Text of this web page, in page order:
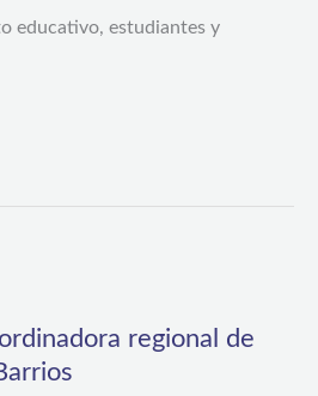
educativo, estudiantes y
regional de